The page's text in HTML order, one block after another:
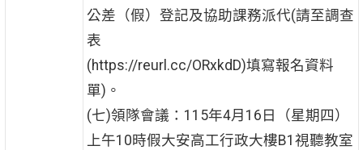
公差（假）登記及協助課務派代(請至調查
表
(https://reurl.cc/ORxkdD)填寫報名資料
單)。
(七)領隊會議：115年4月16日（星期四）
上午10時假大安高工行政大樓B1視聽教室